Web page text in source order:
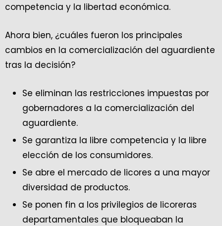
competencia y la libertad económica.
Ahora bien, ¿cuáles fueron los principales
cambios en la comercialización del aguardiente
tras la decisión?
Se eliminan las restricciones impuestas por
gobernadores a la comercialización del
aguardiente.
Se garantiza la libre competencia y la libre
elección de los consumidores.
Se abre el mercado de licores a una mayor
diversidad de productos.
Se ponen fin a los privilegios de licoreras
departamentales que bloqueaban la